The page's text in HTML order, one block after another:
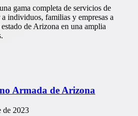
gama completa de servicios de
individuos, familias y empresas a
de Arizona en una amplia
Armada de Arizona
de 2023